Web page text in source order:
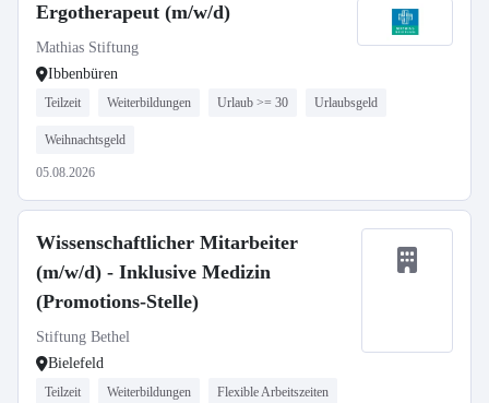
Ergotherapeut (m/w/d)
Mathias Stiftung
Ibbenbüren
Teilzeit Weiterbildungen Urlaub >= 30 Urlaubsgeld
Weihnachtsgeld
05.08.2026
Wissenschaftlicher Mitarbeiter
(m/w/d) - Inklusive Medizin
(Promotions-Stelle)
Stiftung Bethel
Bielefeld
Teilzeit Weiterbildungen Flexible Arbeitszeiten